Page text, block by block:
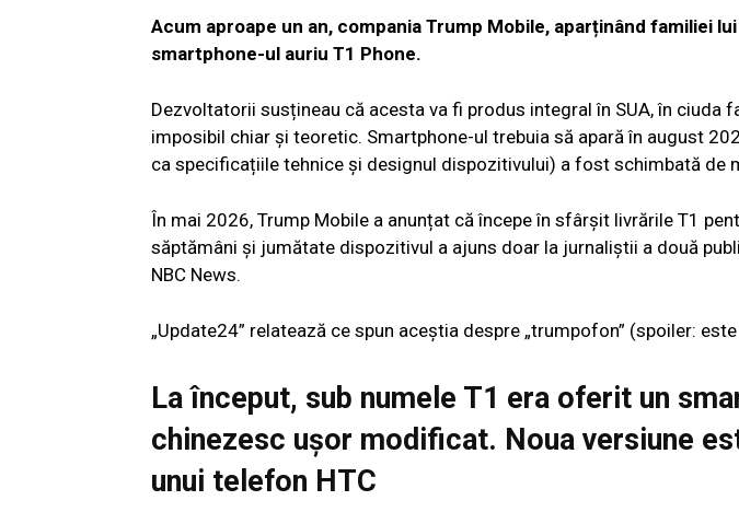
Acum aproape un an, compania Trump Mobile, aparținând familiei
smartphone-ul auriu T1 Phone.
Dezvoltatorii susțineau că acesta va fi produs integral în SUA, în ciuda
imposibil chiar și teoretic. Smartphone-ul trebuia să apară în august
ca specificațiile tehnice și designul dispozitivului) a fost schimbată de
În mai 2026, Trump Mobile a anunțat că începe în sfârșit livrările T1
săptămâni și jumătate dispozitivul a ajuns doar la jurnaliștii a două
NBC News.
„Update24” relatează ce spun aceștia despre „trumpofon” (spoiler:
La început, sub numele T1 era oferit un
chinezesc ușor modificat. Noua versiune
unui telefon HTC